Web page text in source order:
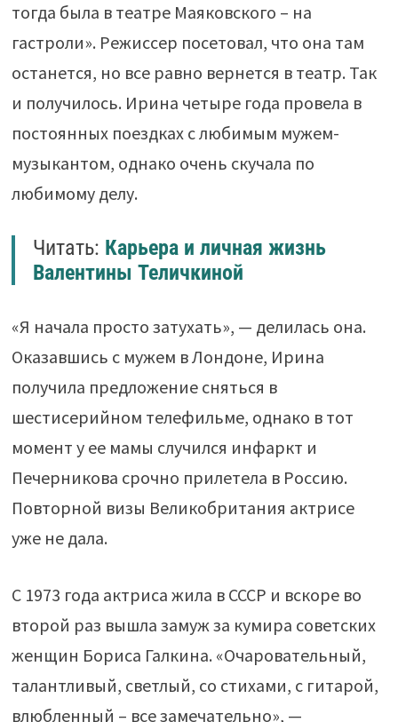
тогда была в театре Маяковского – на
гастроли». Режиссер посетовал, что она там
останется, но все равно вернется в театр. Так
и получилось. Ирина четыре года провела в
постоянных поездках с любимым мужем-
музыкантом, однако очень скучала по
любимому делу.
Читать: Карьера и личная жизнь
Валентины Теличкиной
«Я начала просто затухать», — делилась она.
Оказавшись с мужем в Лондоне, Ирина
получила предложение сняться в
шестисерийном телефильме, однако в тот
момент у ее мамы случился инфаркт и
Печерникова срочно прилетела в Россию.
Повторной визы Великобритания актрисе
уже не дала.
С 1973 года актриса жила в СССР и вскоре во
второй раз вышла замуж за кумира советских
женщин Бориса Галкина. «Очаровательный,
талантливый, светлый, со стихами, с гитарой,
влюбленный – все замечательно», —